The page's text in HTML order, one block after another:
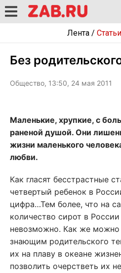
Лента/ Статьи
Без
Общество, 13:50, 24 мая 2011
Маленькие, хрупкие, с
раненой душой. Они
жизни маленького
любви.
Как гласят бесстрастные
четвертый ребенок в
цифра…Тем более, что на
количество сирот в России
невозможно. Как же
знающим родительского
их на плаву в океане
позволить очерстветь их